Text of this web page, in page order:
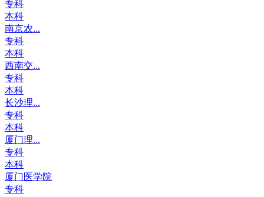
专科
本科
南京农...
专科
本科
西南交...
专科
本科
长沙理...
专科
本科
厦门理...
专科
本科
厦门医学院
专科